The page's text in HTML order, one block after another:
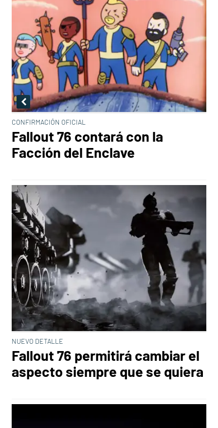
CONFIRMACIÓN OFICIAL
Fallout 76 contará con la
Facción del Enclave
NUEVO DETALLE
Fallout 76 permitirá cambiar el
aspecto siempre que se quiera